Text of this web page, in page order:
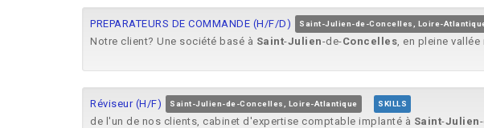
PREPARATEURS DE COMMANDE (H/F/D) Saint-Julien-de-Concelles, Loire-
Notre client? Une société basé à Saint-Julien-de-Concelles, en pleine vallée
Réviseur (H/F) Saint-Julien-de-Concelles, Loire-Atlantique SKILLS
de l'un de nos clients, cabinet d'expertise comptable implanté à Saint-Julien